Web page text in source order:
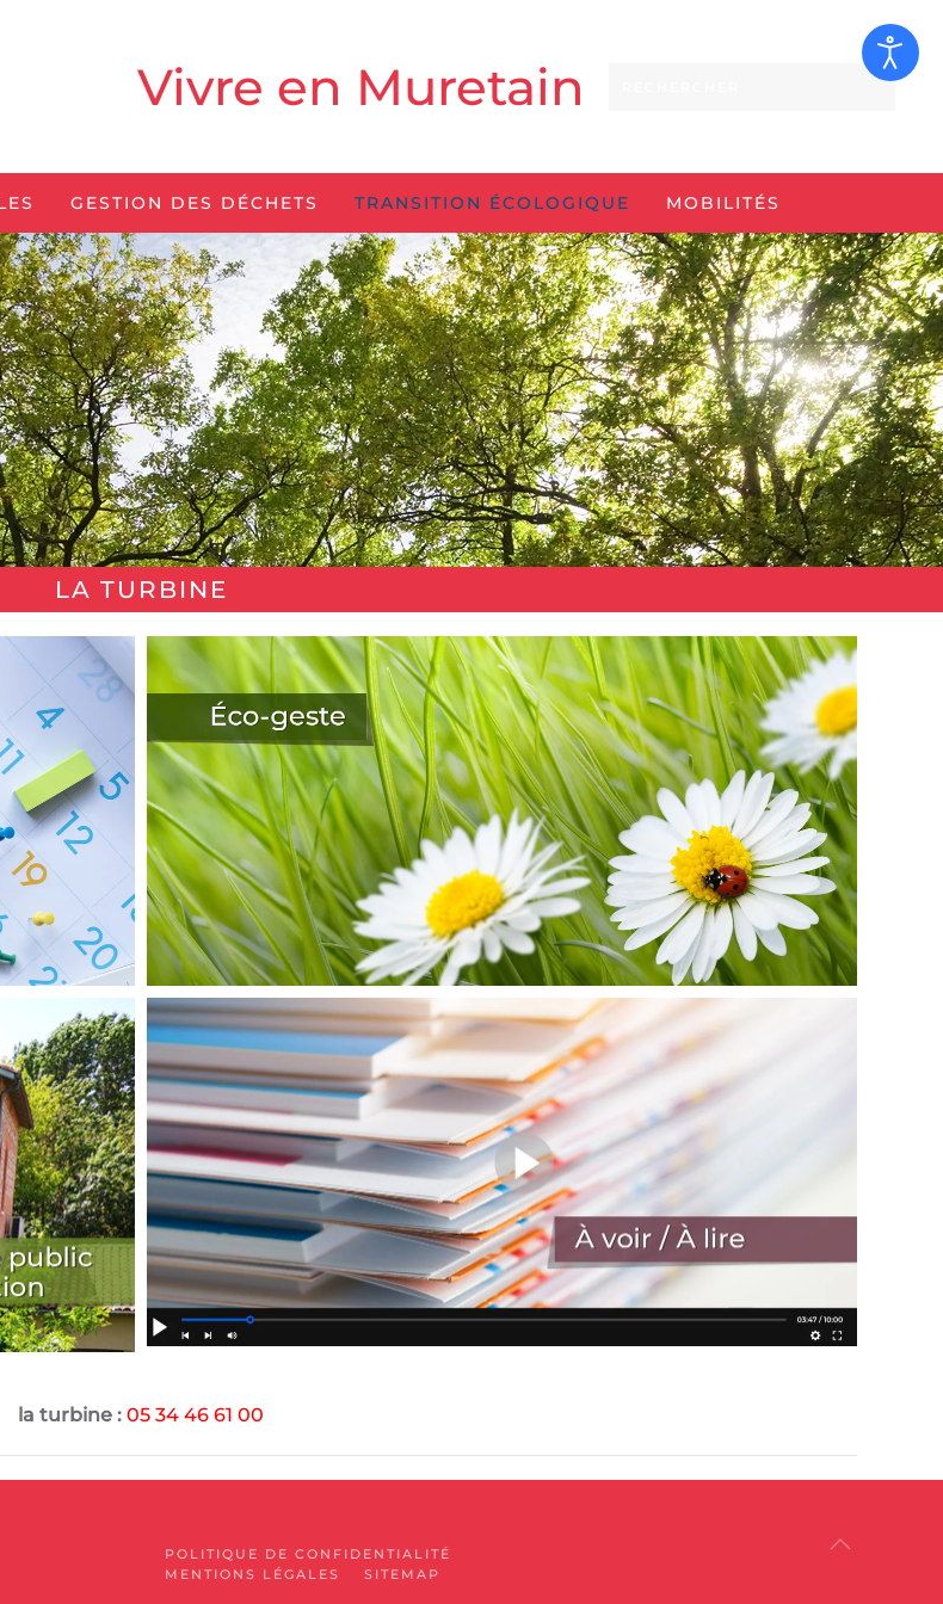
Vivre en Muretain
GESTION DES DÉCHETS TRANSITION ÉCOLOGIQUE MOBILITÉS
LA TURBINE
la turbine : 05 34 46 61 00
POLITIQUE DE CONFIDENTIALITÉ
MENTIONS LÉGALES
SITEMAP